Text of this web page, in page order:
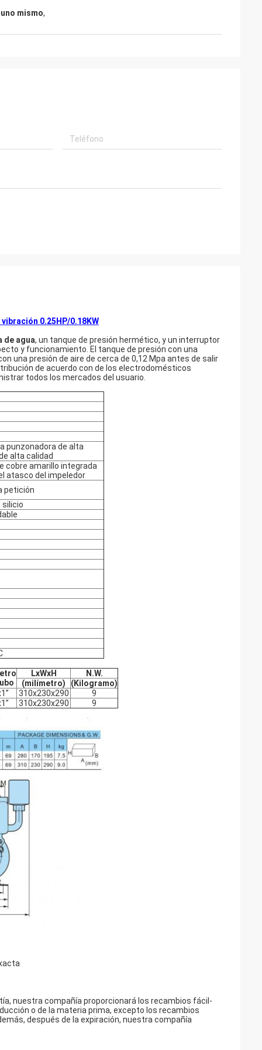
mismo,
0.25HP/0.18KW
de agua, un tanque de presión hermético, y un interruptor
y funcionamiento. El tanque de presión con una
una presión de aire de cerca de 0,12 Mpa antes de salir
de acuerdo con de los electrodomésticos
todos los mercados del usuario.
punzonadora de alta
alta calidad
cobre amarillo integrada
atasco del impeledor
petición
silicio
LxWxH
N.W.
(milímetro)
(Kilogramo)
310x230x290
9
310x230x290
9
nuestra compañía proporcionará los recambios fácil-
o de la materia prima, excepto los recambios
después de la expiración, nuestra compañía